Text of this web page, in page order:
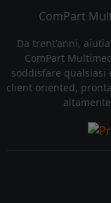
ComPart
Da trent'anni,
ComPart
soddisfare
client oriented,